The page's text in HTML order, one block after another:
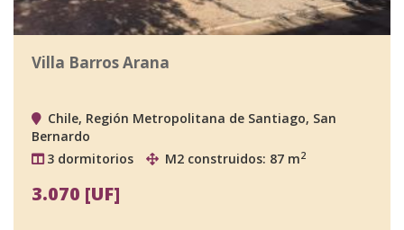
Villa Barros Arana
Chile, Región Metropolitana de Santiago, San
Bernardo
3 dormitorios
M2 construidos: 87 m2
3.070 [UF]